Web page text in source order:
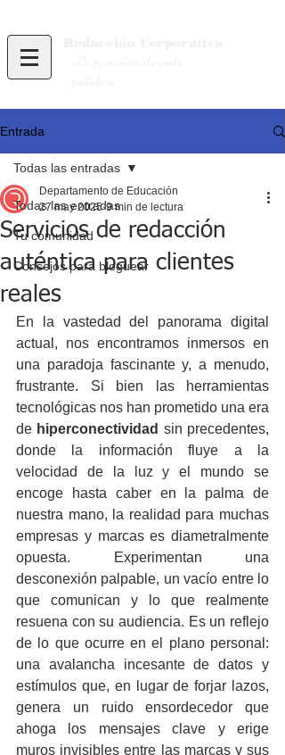
Entrada
Todas las entradas
Tu comunidad
Consejos para bloguear
Todas las entradas
Servicios de redacción
auténtica para clientes
reales
Departamento de Educación
27 may 2025 9 min de lectura
En la vastedad del panorama digital
actual, nos encontramos inmersos en
una paradoja fascinante y, a menudo,
frustrante. Si bien las herramientas
tecnológicas nos han prometido una era
de hiperconectividad sin precedentes,
donde la información fluye a la
velocidad de la luz y el mundo se
encoge hasta caber en la palma de
nuestra mano, la realidad para muchas
empresas y marcas es diametralmente
opuesta. Experimentan una
desconexión palpable, un vacío entre lo
que comunican y lo que realmente
resuena con su audiencia. Es un reflejo
de lo que ocurre en el plano personal:
una avalancha incesante de datos y
estímulos que, en lugar de forjar lazos,
genera un ruido ensordecedor que
ahoga los mensajes clave y erige
muros invisibles entre las marcas y sus